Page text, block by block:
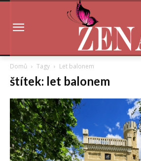
Domů Tagy Let balonem
štítek: let balonem